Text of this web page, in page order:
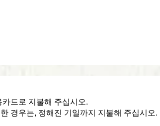
드로 지불해 주십시오.
경우는, 정해진 기일까지 지불해 주십시오.